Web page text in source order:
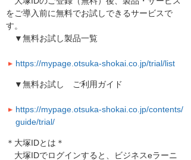
をご導入前に無料でお試しできるサービスで
す。
▼無料お試し製品一覧
https://mypage.otsuka-shokai.co.jp/trial/list
▼無料お試し ご利用ガイド
https://mypage.otsuka-shokai.co.jp/contents/
guide/trial/
＊大塚IDとは＊
大塚IDでログインすると、ビジネスeラーニ